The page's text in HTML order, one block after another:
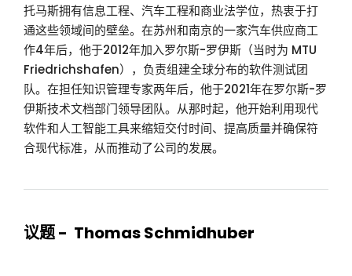
托马斯拥有信息工程、汽车工程和商业法学位，热衷于打
通这些领域间的壁垒。在苏州和南京的一家汽车供应商工
作4年后，他于2012年加入罗尔斯-罗伊斯（当时为 MTU
Friedrichshafen），负责组建全球分布的软件测试团
队。在担任知识管理专家两年后，他于2021年在罗尔斯-罗
伊斯技术文档部门领导团队。从那时起，他开始利用现代
软件和人工智能工具来缩短交付时间、提高质量并确保符
合现代标准，从而推动了公司的发展。
议题 - Thomas Schmidhuber